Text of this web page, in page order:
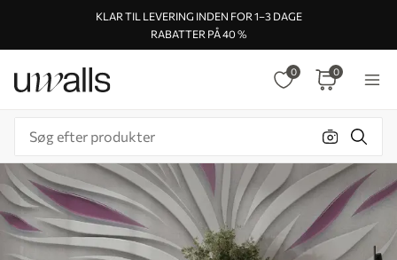
KLAR TIL LEVERING INDEN FOR 1–3 DAGE
RABATTER PÅ 40 %
0 0